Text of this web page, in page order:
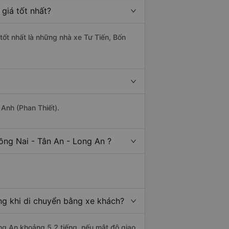
tốt nhất?
nhất là những nhà xe Tư Tiến, Bốn
(Phan Thiết).
Nai - Tân An - Long An ?
khi di chuyển bằng xe khách?